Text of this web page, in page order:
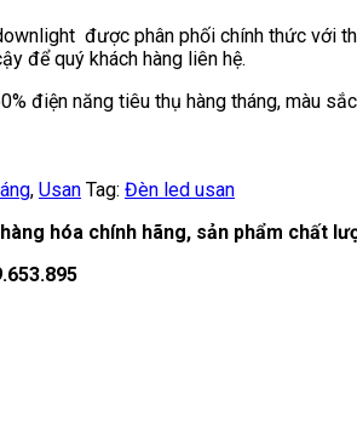
được phân phối chính thức với
để quý khách hàng liên hệ.
điện năng tiêu thụ hàng tháng, màu
, Usan Tag: Đèn led usan
hóa chính hãng, sản phẩm chất